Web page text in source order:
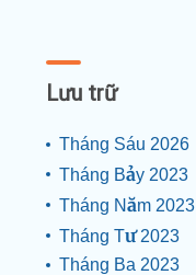
Lưu trữ
Tháng Sáu 2026
Tháng Bảy 2023
Tháng Năm 2023
Tháng Tư 2023
Tháng Ba 2023